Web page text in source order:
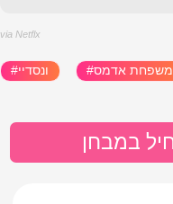
via Netflx
#ונסדיי #משפחת אדמס